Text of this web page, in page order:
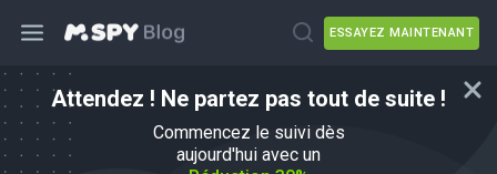
ESSAYEZ MAINTENANT
Attendez ! Ne partez pas tout de suite !
Commencez le suivi dès
aujourd'hui avec un